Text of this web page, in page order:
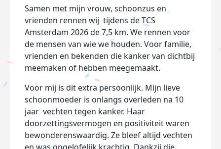
Samen met mijn vrouw, schoonzus en
vrienden rennen wij tijdens deTCS
Amsterdam 2026de 7,5 km. We rennen voor
de mensen van wie we houden. Voor familie,
vrienden en bekenden die kanker van dichtbij
meemaken of hebben meegemaakt.
Voor mij is dit extra persoonlijk. Mijn lieve
schoonmoeder is onlangs overleden na 10
jaar vechten tegen kanker. Haar
doorzettingsvermogen en positiviteit waren
bewonderenswaardig. Ze bleef altijd vechten